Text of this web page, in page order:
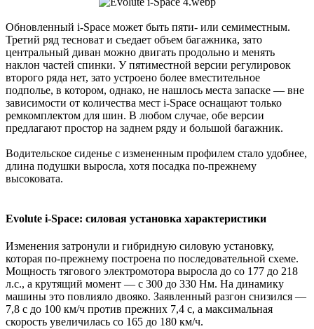
Обновленный i-Space может быть пяти- или семиместным.
Третий ряд тесноват и съедает объем багажника, зато
центральный диван можно двигать продольно и менять
наклон частей спинки. У пятиместной версии регулировок
второго ряда нет, зато устроено более вместительное
подполье, в котором, однако, не нашлось места запаске — вне
зависимости от количества мест i-Space оснащают только
ремкомплектом для шин. В любом случае, обе версии
предлагают простор на заднем ряду и большой багажник.
Водительское сиденье с измененным профилем стало удобнее,
длина подушки выросла, хотя посадка по-прежнему
высоковата.
Evolute i-Space: силовая установка характеристики​
Изменения затронули и гибридную силовую установку,
которая по-прежнему построена по последовательной схеме.
Мощность тягового электромотора выросла до со 177 до 218
л.с., а крутящий момент — с 300 до 330 Нм. На динамику
машины это повлияло двояко. Заявленный разгон снизился —
7,8 с до 100 км/ч против прежних 7,4 с, а максимальная
скорость увеличилась со 165 до 180 км/ч.